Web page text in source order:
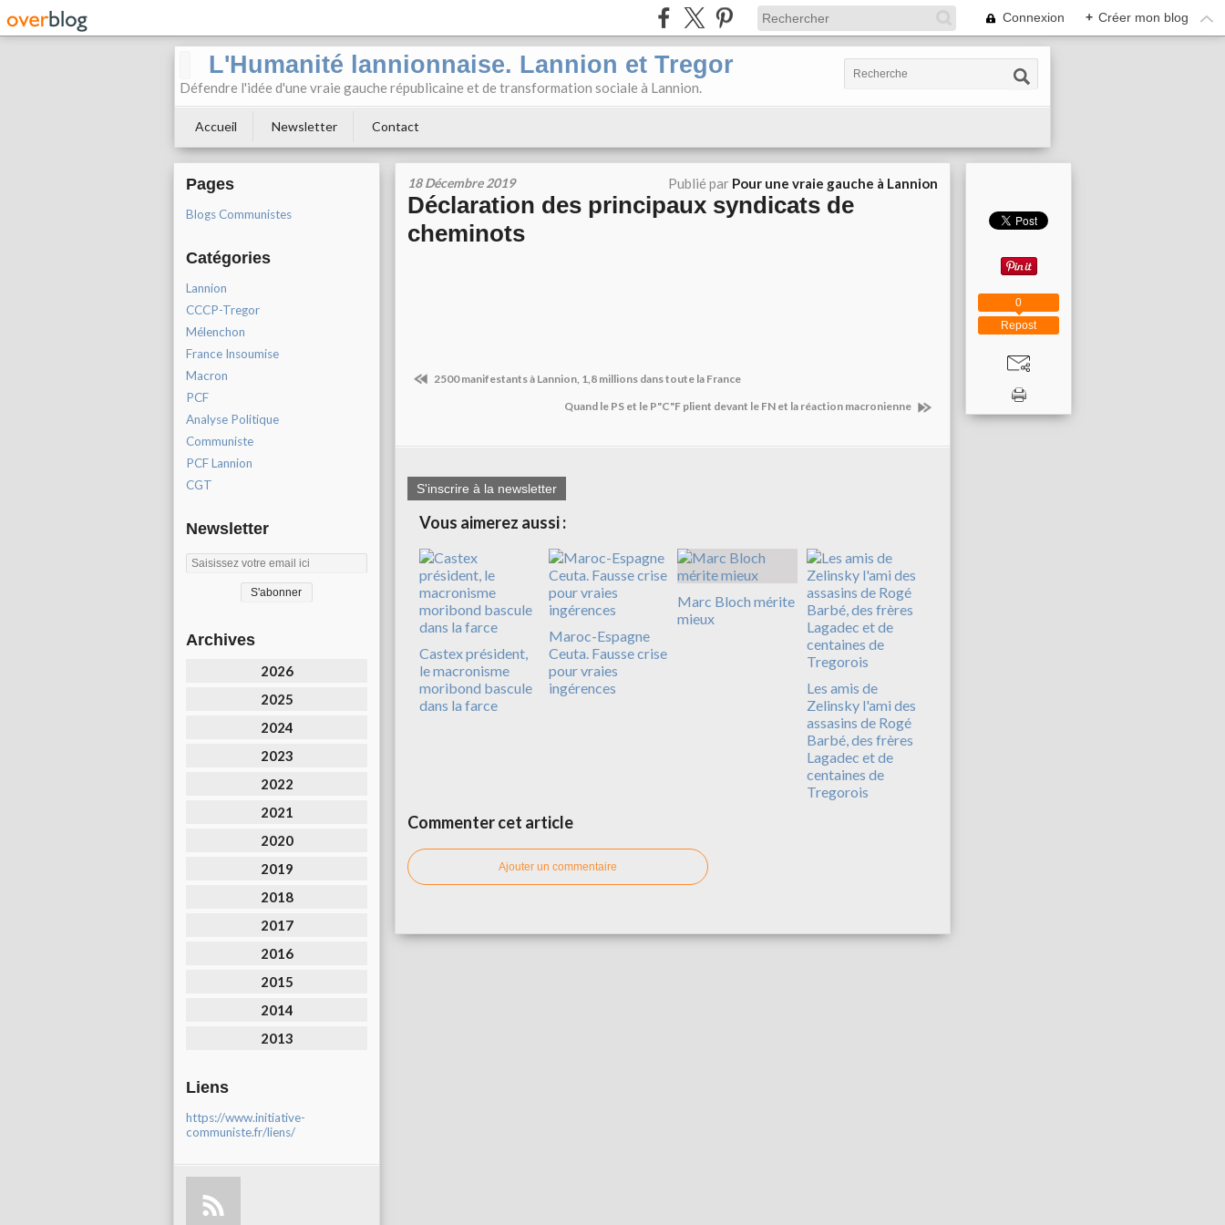
Connexion + Créer mon blog
L'Humanité lannionnaise. Lannion et Tregor
Défendre l'idée d'une vraie gauche républicaine et de transformation sociale à Lannion.
Accueil Newsletter Contact
Pages
Blogs Communistes
Catégories
Lannion
CCCP-Tregor
Mélenchon
France Insoumise
Macron
PCF
Analyse Politique
Communiste
PCF Lannion
CGT
Newsletter
Archives
2026
2025
2024
2023
2022
2021
2020
2019
2018
2017
2016
2015
2014
2013
Liens
https://www.initiative-
communiste.fr/liens/
18 Décembre 2019 Publié par Pour une vraie gauche à Lannion
Déclaration des principaux syndicats de
cheminots
2500 manifestants à Lannion, 1,8 millions dans toute la France
Quand le PS et le P"C"F plient devant le FN et la réaction macronienne
S'inscrire à la newsletter
Vous aimerez aussi :
Castex président,
le macronisme
moribond bascule
dans la farce
Maroc-Espagne
Ceuta. Fausse crise
pour vraies
ingérences
Marc Bloch mérite
mieux
Les amis de
Zelinsky l'ami des
assasins de Rogé
Barbé, des frères
Lagadec et de
centaines de
Tregorois
Commenter cet article
Ajouter un commentaire
Repost
0